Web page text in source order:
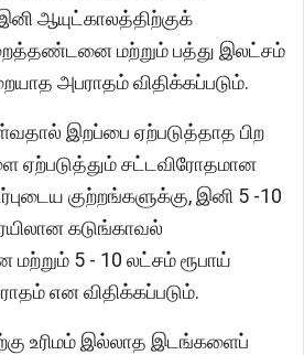
ஆயுட்காலத்திற்குக்
மற்றும் பத்து இலட்சம்
அபராதம் விதிக்கப்படும்.
இறப்பை ஏற்படுத்தாத பிற
ஏற்படுத்தும் சட்டவிரோதமான
குற்றங்களுக்கு, இனி 5 -10
கடுங்காவல்
5 - 10 லட்சம் ரூபாய்
என விதிக்கப்படும்.
உரிமம் இல்லாத இடங்களைப்